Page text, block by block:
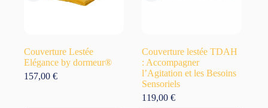
Couverture Lestée
Elégance by dormeur®
157,00 €
Couverture lestée TDAH
: Accompagner
l’Agitation et les Besoins
Sensoriels
119,00 €